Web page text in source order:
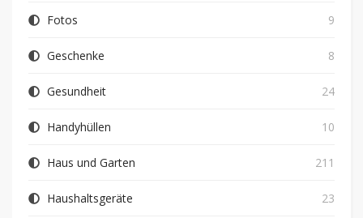
Fotos 9
Geschenke 8
Gesundheit 24
Handyhüllen 10
Haus und Garten 211
Haushaltsgeräte 23